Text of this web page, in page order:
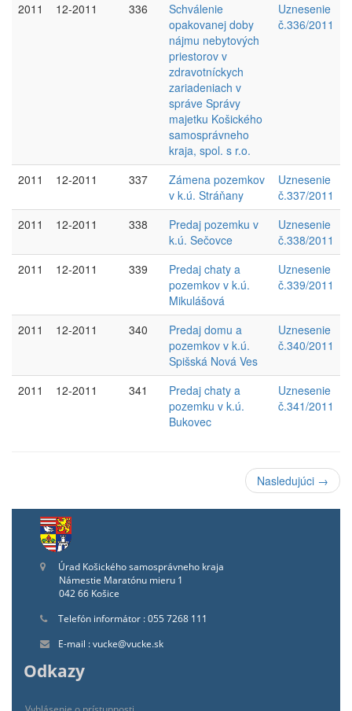
2011 12-2011 336
Schválenie
opakovanej doby
nájmu nebytových
priestorov v
zdravotníckych
zariadeniach v
správe Správy
majetku Košického
samosprávneho
kraja, spol. s r.o.
Uznesenie
č.336/2011
2011 12-2011 337
Zámena pozemkov
v k.ú. Stráňany
Uznesenie
č.337/2011
2011
12-2011 338
Predaj pozemku v
k.ú. Sečovce
Uznesenie
č.338/2011
2011
12-2011 339
Predaj chaty a
pozemkov v k.ú.
Mikulášová
Uznesenie
č.339/2011
2011 12-2011 340
Predaj domu a
pozemkov v k.ú.
Spišská Nová Ves
Uznesenie
č.340/2011
2011 12-2011 341
Predaj chaty a
pozemku v k.ú.
Bukovec
Uznesenie
č.341/2011
Nasledujúci →
Úrad Košického samosprávneho kraja
Námestie Maratónu mieru 1
042 66 Košice
Telefón informátor : 055 7268 111
E-mail : vucke@vucke.sk
Odkazy